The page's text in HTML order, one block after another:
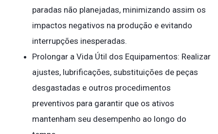
paradas não planejadas, minimizando assim os
impactos negativos na produção e evitando
interrupções inesperadas.
Prolongar a Vida Útil dos Equipamentos: Realizar
ajustes, lubrificações, substituições de peças
desgastadas e outros procedimentos
preventivos para garantir que os ativos
mantenham seu desempenho ao longo do